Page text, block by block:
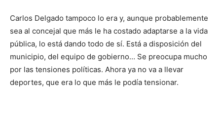
Carlos Delgado tampoco lo era y, aunque probablemente
sea al concejal que más le ha costado adaptarse a la vida
pública, lo está dando todo de sí. Está a disposición del
municipio, del equipo de gobierno… Se preocupa mucho
por las tensiones políticas. Ahora ya no va a llevar
deportes, que era lo que más le podía tensionar.